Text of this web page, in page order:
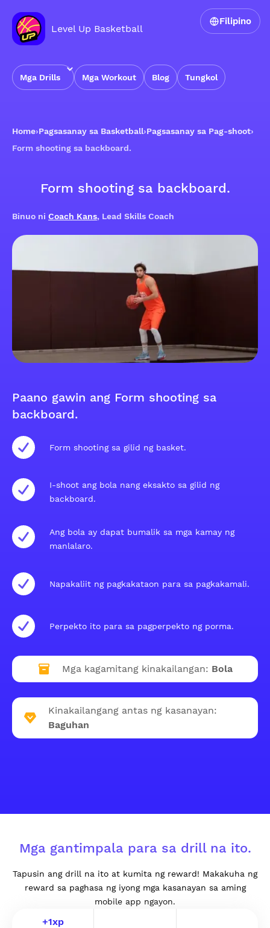
Level Up Basketball
Mga Drills Mga Workout Blog Tungkol
Filipino
Home›Pagsasanay sa Basketball›Pagsasanay sa Pag-shoot›
Form shooting sa backboard.
Form shooting sa backboard.
Binuo ni Coach Kans, Lead Skills Coach
Paano gawin ang Form shooting sa
backboard.
Form shooting sa gilid ng basket.
I-shoot ang bola nang eksakto sa gilid ng
backboard.
Ang bola ay dapat bumalik sa mga kamay ng
manlalaro.
Napakaliit ng pagkakataon para sa pagkakamali.
Perpekto ito para sa pagperpekto ng porma.
Mga kagamitang kinakailangan: Bola
Kinakailangang antas ng kasanayan:
Baguhan
Mga gantimpala para sa drill na ito.
Tapusin ang drill na ito at kumita ng reward! Makakuha ng
reward sa paghasa ng iyong mga kasanayan sa aming
mobile app ngayon.
+1xp